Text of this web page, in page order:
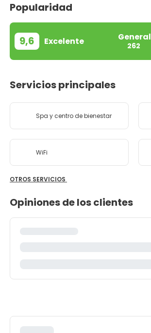
Popularidad
9,6 Excelente General
262
Servicios principales
Spa y centro de bienestar
WiFi
OTROS SERVICIOS
Opiniones de los clientes